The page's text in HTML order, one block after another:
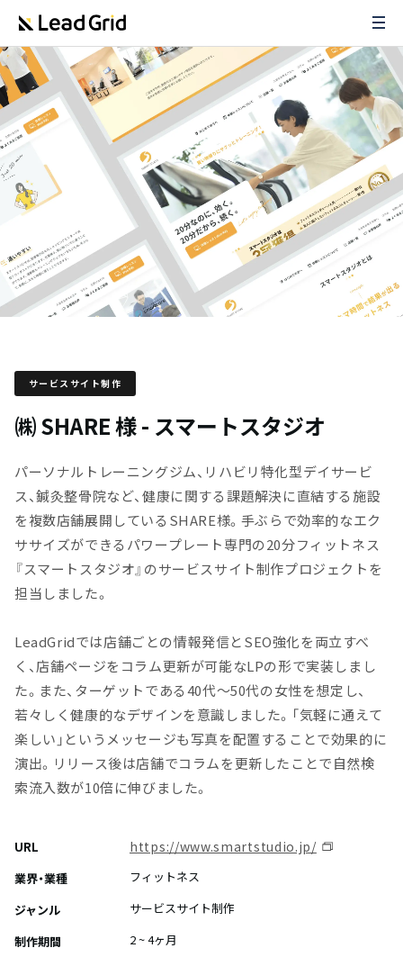
サービスサイト制作
㈱ SHARE 様 - スマートスタジオ
パーソナルトレーニングジム、リハビリ特化型デイサービ
ス、鍼灸整骨院など、健康に関する課題解決に直結する施設
を複数店舗展開しているSHARE様。手ぶらで効率的なエク
ササイズができるパワープレート専門の20分フィットネス
『スマートスタジオ』のサービスサイト制作プロジェクトを
担当しました。
LeadGridでは店舗ごとの情報発信とSEO強化を両立すべ
く、店舗ページをコラム更新が可能なLPの形で実装しまし
た。また、ターゲットである40代〜50代の女性を想定し、
若々しく健康的なデザインを意識しました。「気軽に通えて
楽しい」というメッセージも写真を配置することで効果的に
演出。リリース後は店舗でコラムを更新したことで自然検
索流入数が10倍に伸びました。
URL https://www.smartstudio.jp/
業界・業種
フィットネス
ジャンル
サービスサイト制作
制作期間
2 ~ 4ヶ月